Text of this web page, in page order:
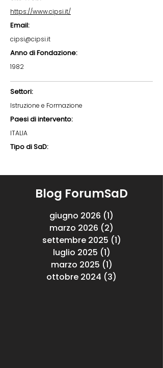
https://www.cipsi.it/
Email:
cipsi@cipsi.it
Anno di Fondazione:
1982
Settori:
Istruzione e Formazione
Paesi di intervento:
ITALIA
Tipo di SaD:
Blog ForumSaD
giugno 2026 (1)
marzo 2026 (2)
settembre 2025 (1)
luglio 2025 (1)
marzo 2025 (1)
ottobre 2024 (3)